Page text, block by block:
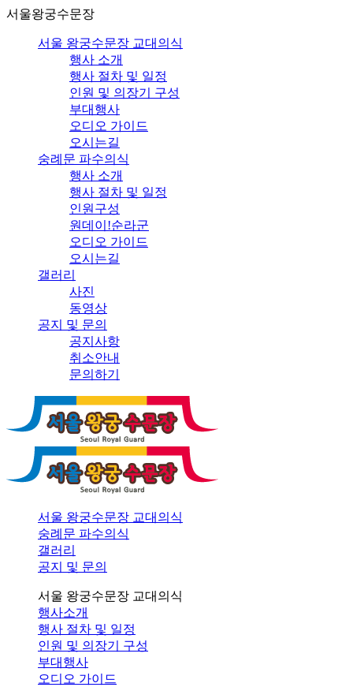
서울왕궁수문장
서울 왕궁수문장 교대의식
행사 소개
행사 절차 및 일정
인원 및 의장기 구성
부대행사
오디오 가이드
오시는길
숭례문 파수의식
행사 소개
행사 절차 및 일정
인원구성
원데이!순라군
오디오 가이드
오시는길
갤러리
사진
동영상
공지 및 문의
공지사항
취소안내
문의하기
서울 왕궁수문장 교대의식
숭례문 파수의식
갤러리
공지 및 문의
서울 왕궁수문장 교대의식
행사소개
행사 절차 및 일정
인원 및 의장기 구성
부대행사
오디오 가이드